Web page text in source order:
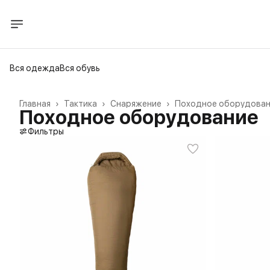
Вся одеждаВся обувь
Походное
Снаряжение ›
Тактика ›
Главная ›
Походное оборудование
Фильтры